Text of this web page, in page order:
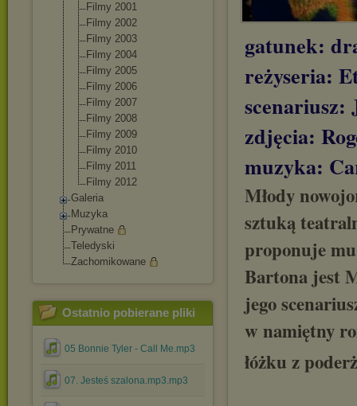
Filmy 2001
Filmy 2002
Filmy 2003
Filmy 2004
Filmy 2005
Filmy 2006
Filmy 2007
Filmy 2008
Filmy 2009
Filmy 2010
Filmy 2011
Filmy 2012
Galeria
Muzyka
Prywatne
Teledyski
Zachomikowane
Ostatnio pobierane pliki
05 Bonnie Tyler - Call Me.mp3
07. Jesteś szalona.mp3.mp3
gatunek:
reżyseria:
scenariusz:
zdjęcia:
muzyka:
Młody
sztuką
proponuje
Bartona jest
jego
w namiętny
łóżku z